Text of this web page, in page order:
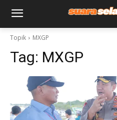
Topik MXGP
Tag: MXGP